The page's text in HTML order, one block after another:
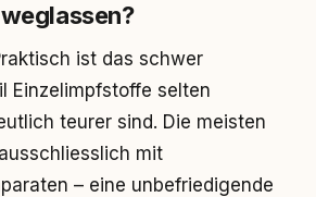
ist das schwer
Einzelimpfstoffe selten
teurer sind. Die meisten
mit
– eine unbefriedigende